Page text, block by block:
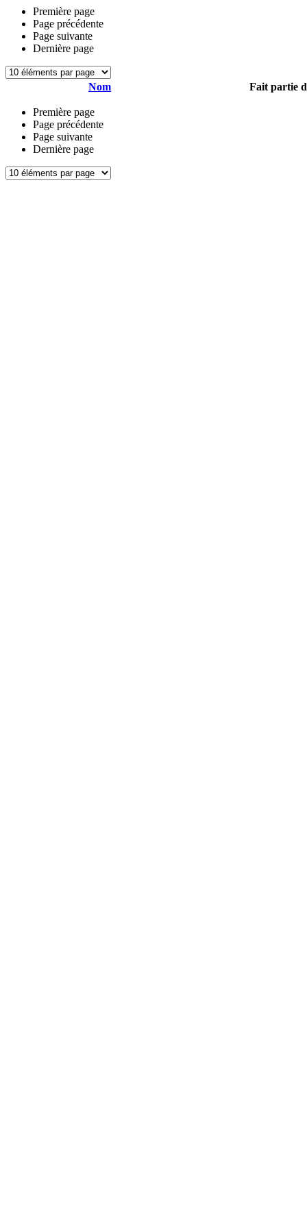
Première page
Page précédente
Page suivante
Dernière page
Nom Fait partie
Première page
Page précédente
Page suivante
Dernière page